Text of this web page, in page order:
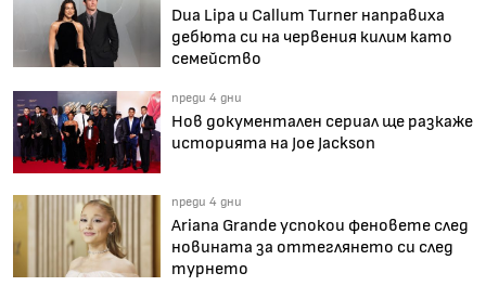
Dua Lipa и Callum Turner направиха
дебюта си на червения килим като
семейство
преди 4 дни
Нов документален сериал ще разкаже
историята на Joe Jackson
преди 4 дни
Ariana Grande успокои феновете след
новината за оттеглянето си след
турнето